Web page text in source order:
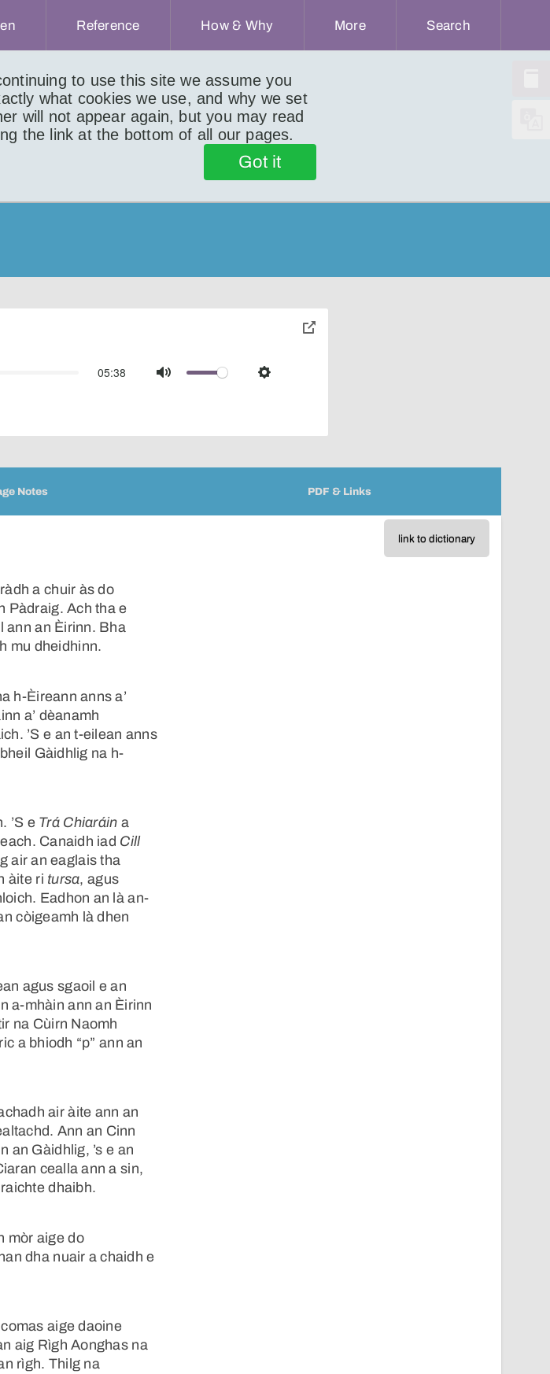
to use this site we assume you
what cookies we use, and why we set
will not appear again, but you may read
the link at the bottom of all our pages.
Got it
Reference How & Why More Search
05:38
Mute Settings
toggle
Notes PDF & Links
link to dictionary
a chuir às do
Pàdraig. Ach tha e
ann an Èirinn. Bha
mu dheidhinn.
h-Èireann anns a’
a’ dèanamh
’S e an t-eilean anns
Gàidhlig na h-
’S e Trá Chiaráin a
Canaidh iad Cill
air an eaglais tha
àite ri tursa, agus
Eadhon an là an-
còigeamh là dhen
agus sgaoil e an
a-mhàin ann an Èirinn
na Cùirn Naomh
a bhiodh “p” ann an
air àite ann an
Ann an Cinn
an Gàidhlig, ’s e an
cealla ann a sin,
dhaibh.
mòr aige do
dha nuair a chaidh e
aige daoine
aig Rìgh Aonghas na
rìgh. Thilg na